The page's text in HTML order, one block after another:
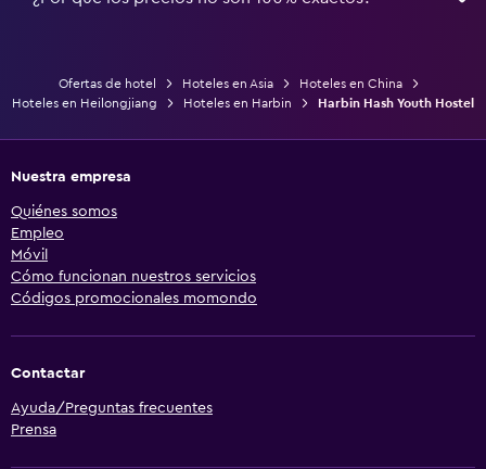
Ofertas de hotel Hoteles en Asia
Hoteles en China
Hoteles en Heilongjiang
Hoteles en Harbin Harbin Hash Youth Hostel
Nuestra empresa
Quiénes somos
Empleo
Móvil
Cómo funcionan nuestros servicios
Códigos promocionales momondo
Contactar
Ayuda/Preguntas frecuentes
Prensa